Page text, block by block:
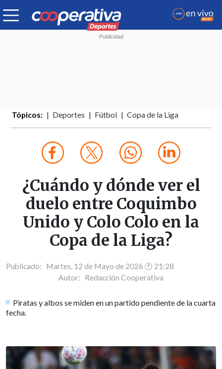
Tópicos: Deportes Fútbol Copa de la Liga
¿Cuándo y dónde ver el
duelo entre Coquimbo
Unido y Colo Colo en la
Copa de la Liga?
Publicado: Martes, 12 de Mayo de 2026 🕐 21:28
Autor: Redacción Cooperativa
Piratas y albos se miden en un partido pendiente de la cuarta
fecha.